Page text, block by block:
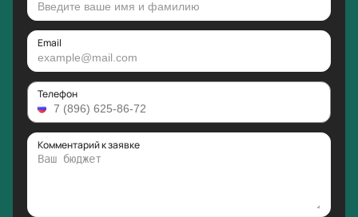
Email
Телефон
Комментарий к заявке